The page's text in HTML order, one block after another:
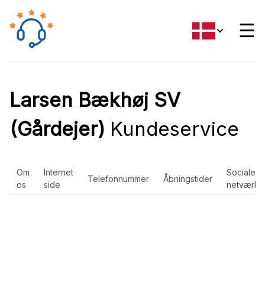
☰
Larsen Bækhøj SV
(Gårdejer) Kundeservice
Om
os
Internet
side
Telefonnummer Åbningstider
Sociale
netværk